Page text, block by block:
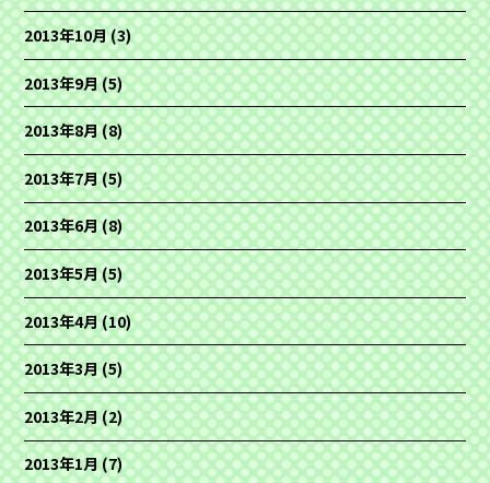
2013年10月(3)
2013年9月(5)
2013年8月(8)
2013年7月(5)
2013年6月(8)
2013年5月(5)
2013年4月(10)
2013年3月(5)
2013年2月(2)
2013年1月(7)